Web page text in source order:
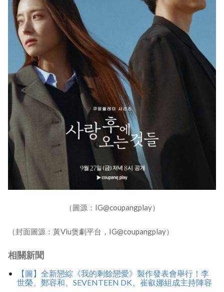
（圖源：IG@coupangplay）
（封面圖源：黃Viu煲劇平台，IG@coupangplay）
相關新聞
【圖】全新戀綜《我的剩餘戀愛》製作發表會舉行！李
世榮、鄭容和、SEVENTEEN DK、崔叡娜組成主持陣容